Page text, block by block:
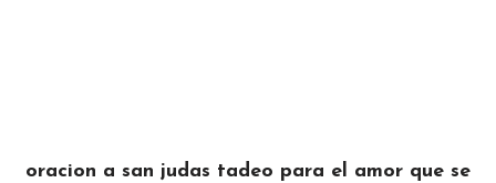
oracion a san judas tadeo para el amor que se